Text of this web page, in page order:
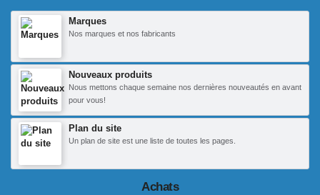
Marques
Nos marques et nos fabricants
Nouveaux produits
Nous mettons chaque semaine nos dernières nouveautés en avant
pour vous!
Plan du site
Un plan de site est une liste de toutes les pages.
Achats